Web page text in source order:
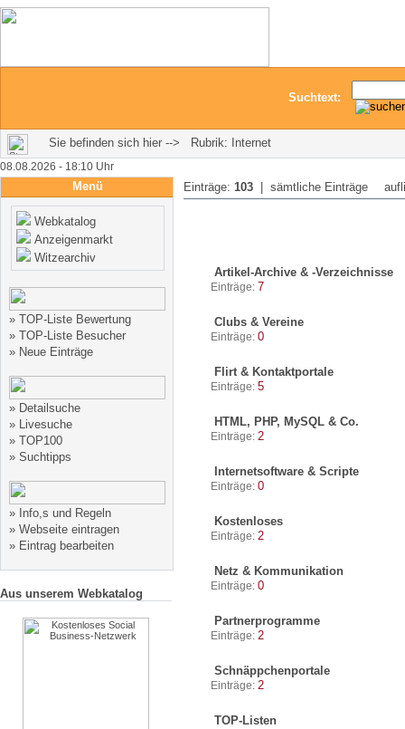
Suchtext:
Sie befinden sich hier --> Rubrik: Internet
08.08.2026 - 18:10 Uhr
Menü
Webkatalog
Anzeigenmarkt
Witzearchiv
» TOP-Liste Bewertung
» TOP-Liste Besucher
» Neue Einträge
» Detailsuche
» Livesuche
» TOP100
» Suchtipps
» Info,s und Regeln
» Webseite eintragen
» Eintrag bearbeiten
Aus unserem Webkatalog
Einträge: 103 | sämtliche Einträge
Artikel-Archive & -Verzeichnisse
Einträge: 7
Clubs & Vereine
Einträge: 0
Flirt & Kontaktportale
Einträge: 5
HTML, PHP, MySQL & Co.
Einträge: 2
Internetsoftware & Scripte
Einträge: 0
Kostenloses
Einträge: 2
Netz & Kommunikation
Einträge: 0
Partnerprogramme
Einträge: 2
Schnäppchenportale
Einträge: 2
TOP-Listen